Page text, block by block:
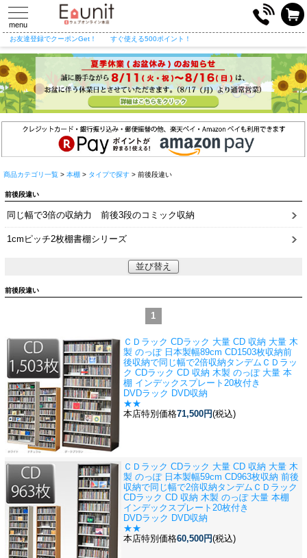
toggle
navigation
menu
お友達登録でクーポンGet！ すぐ使える500ポイント！
商品カテゴリ一覧 > 本棚 > タイプで探す > 前後段違い
前後段違い
同じ幅で3倍の収納力 前後3段のコミック収納
1cmピッチ2枚棚書棚シリーズ
並び替え
前後段違い
1
ＣＤラック CDラック 大量 CD 収納 大量 木
製 のっぽ 日本製幅89cm CD1503枚収納前
後収納で同じ幅で2倍収納タンデムＣＤラッ
ク CDラック CD 収納 木製 のっぽ 大量 本
棚 インデックスプレート20枚付き
DVDラック DVD収納
★★
本店特別価格71,500円(税込)
ＣＤラック CDラック 大量 CD 収納 大量 木
製 のっぽ 日本製幅59cm CD963枚収納 前後
収納で同じ幅で2倍収納タンデムＣＤラック
CDラック CD 収納 木製 のっぽ 大量 本棚
インデックスプレート20枚付き
DVDラック DVD収納
★★
本店特別価格60,500円(税込)